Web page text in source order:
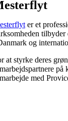
er et
og
at styrke deres
med